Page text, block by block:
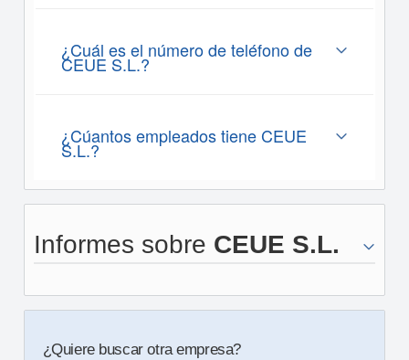
¿Cuál es el número de teléfono de
CEUE S.L.?
¿Cúantos empleados tiene CEUE
S.L.?
Informes sobre CEUE S.L.
¿Quiere buscar otra empresa?